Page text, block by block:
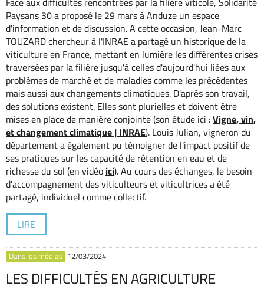
Paysans 30 a proposé le 29 mars à Anduze un espace
d'information et de discussion. A cette occasion, Jean-Marc
TOUZARD chercheur à l'INRAE a partagé un historique de la
viticulture en France, mettant en lumière les différentes crises
traversées par la filière jusqu'à celles d'aujourd'hui liées aux
problèmes de marché et de maladies comme les précédentes
mais aussi aux changements climatiques. D'après son travail,
des solutions existent. Elles sont plurielles et doivent être
mises en place de manière conjointe (son étude ici :Vigne, vin,
et changement climatique | INRAE). Louis Julian, vigneron du
département a également pu témoigner de l'impact positif de
ses pratiques sur les capacité de rétention en eau et de
richesse du sol (en vidéo ici). Au cours des échanges, le besoin
d'accompagnement des viticulteurs et viticultrices a été
partagé, individuel comme collectif.
LIRE
Dans les médias 12/03/2024
LES DIFFICULTÉS EN AGRICULTURE